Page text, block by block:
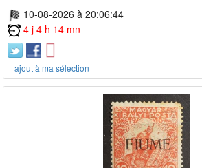
10-08-2026 à 20:06:44
4 j 4 h 14 mn
+ ajout à ma sélection